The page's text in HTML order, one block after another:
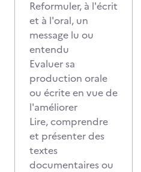
Reformuler, à l'écrit
et à l'oral, un
message lu ou
entendu
Evaluer sa
production orale
ou écrite en vue de
l'améliorer
Lire, comprendre
et présenter des
textes
documentaires ou